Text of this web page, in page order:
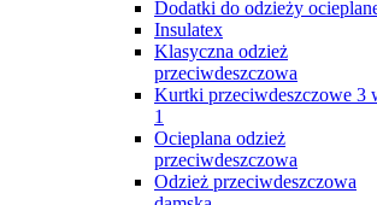
Dodatki do odzieży
Insulatex
Klasyczna odzież
przeciwdeszczowa
Kurtki przeciwdeszczowe 3
1
Ocieplana odzież
przeciwdeszczowa
Odzież przeciwdeszczowa